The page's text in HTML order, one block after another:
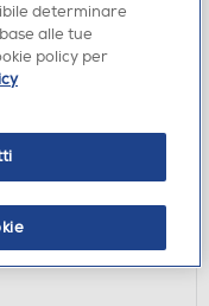
2 in 1
determinare
alle tue
policy per